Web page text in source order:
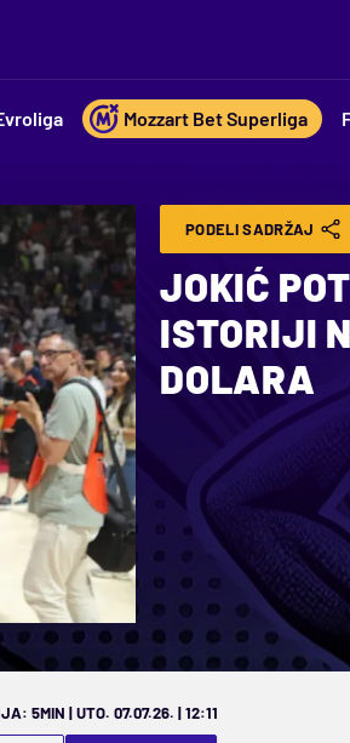
Mozzart Bet Superliga
PODELI SADRŽAJ
JOKIĆ
ISTORIJI
DOLARA
5MIN | UTO. 07.07.26. | 12:11